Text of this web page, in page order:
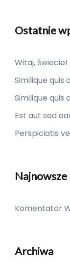
Ostatnie
Witaj, świecie!
Similique quis
Similique quis
Est aut sed
Perspiciatis
Komentator
Archiwa